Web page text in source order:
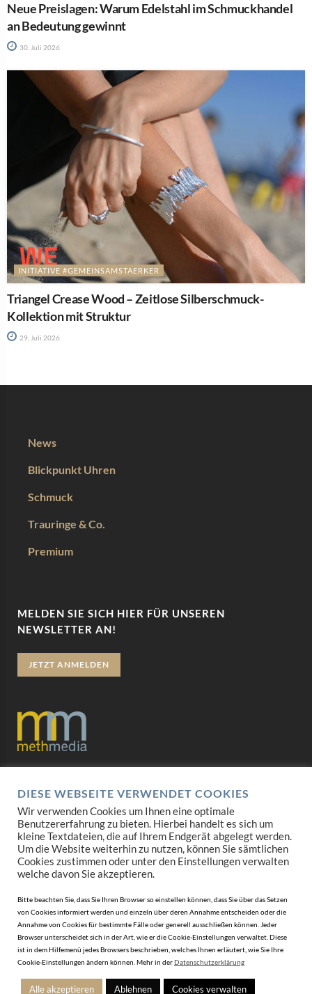
Neue Preislagen: Warum Edelstahl im Schmuckhandel
an Bedeutung gewinnt
30. Juli 2026
INITIATIVE #GEMEINSAMSTAERKER
Triangel Crease Wood – Zeitlose Silberschmuck-
Kollektion mit Struktur
29. Juli 2026
News
Blickpunkt Uhren
Schmuck
Trauringe & Co.
Premium
MELDEN SIE SICH HIER FÜR UNSEREN
NEWSLETTER AN!
JETZT ANMELDEN
Impressum
AGB
Mediadaten
DIESE WEBSEITE VERWENDET COOKIES
Wir verwenden Cookies um Ihnen eine optimale
Benutzererfahrung zu bieten. Hierbei handelt es sich um
kleine Textdateien, die auf Ihrem Endgerät abgelegt werden.
Um die Website weiterhin zu nutzen, können Sie sämtlichen
Cookies zustimmen oder unter den Einstellungen verwalten
welche davon Sie akzeptieren.
Bitte beachten Sie, dass Sie Ihren Browser so einstellen können, dass Sie über das Setzen
von Cookies informiert werden und einzeln über deren Annahme entscheiden oder die
Annahme von Cookies für bestimmte Fälle oder generell ausschließen können. Jeder
Browser unterscheidet sich in der Art, wie er die Cookie-Einstellungen verwaltet. Diese
ist in dem Hilfemenü jedes Browsers beschrieben, welches Ihnen erläutert, wie Sie Ihre
Cookie-Einstellungen ändern können. Mehr in derDatenschutzerklärung
Alle akzeptieren Ablehnen Cookies verwalten